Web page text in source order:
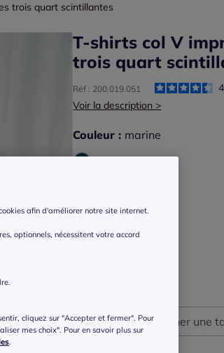
trois quart scintillantes
T-shirts col V
trois quart
Réf : 200.019.051
Voir la description >
Couleur : marine
Choisir une couleur :
Veuillez sélectionner une
afin d'améliorer notre site internet.
optionnels, nécessitent votre accord
cliquez sur "Accepter et fermer". Pour
mes choix". Pour en savoir plus sur
.